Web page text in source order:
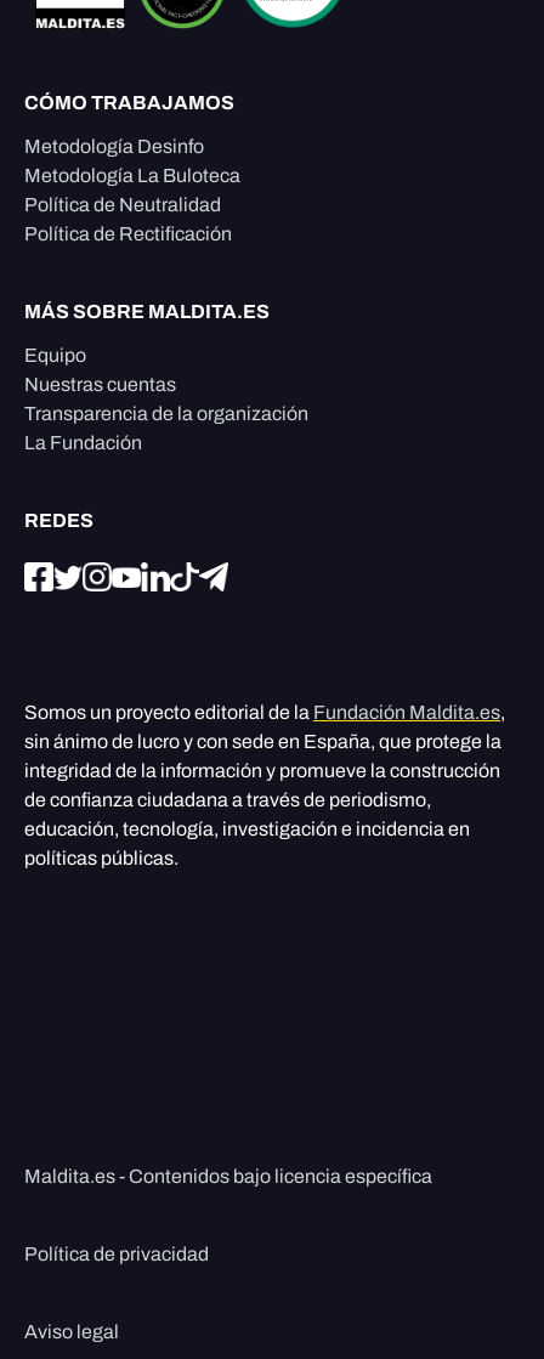
CÓMO TRABAJAMOS
Metodología Desinfo
Metodología La Buloteca
Política de Neutralidad
Política de Rectificación
MÁS SOBRE MALDITA.ES
Equipo
Nuestras cuentas
Transparencia de la organización
La Fundación
REDES
Somos un proyecto editorial de la Fundación Maldita.es,
sin ánimo de lucro y con sede en España, que protege la
integridad de la información y promueve la construcción
de confianza ciudadana a través de periodismo,
educación, tecnología, investigación e incidencia en
políticas públicas.
Maldita.es - Contenidos bajo licencia específica
Política de privacidad
Aviso legal